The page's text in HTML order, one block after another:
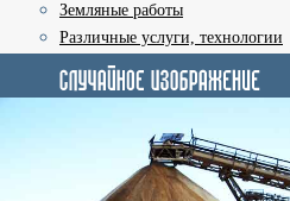
Земляные работы
Различные услуги, технологии